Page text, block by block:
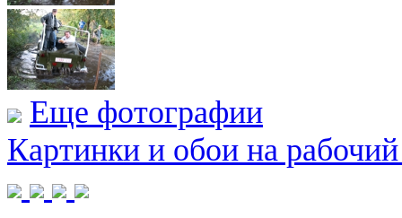
Еще фотографии
Картинки и обои на